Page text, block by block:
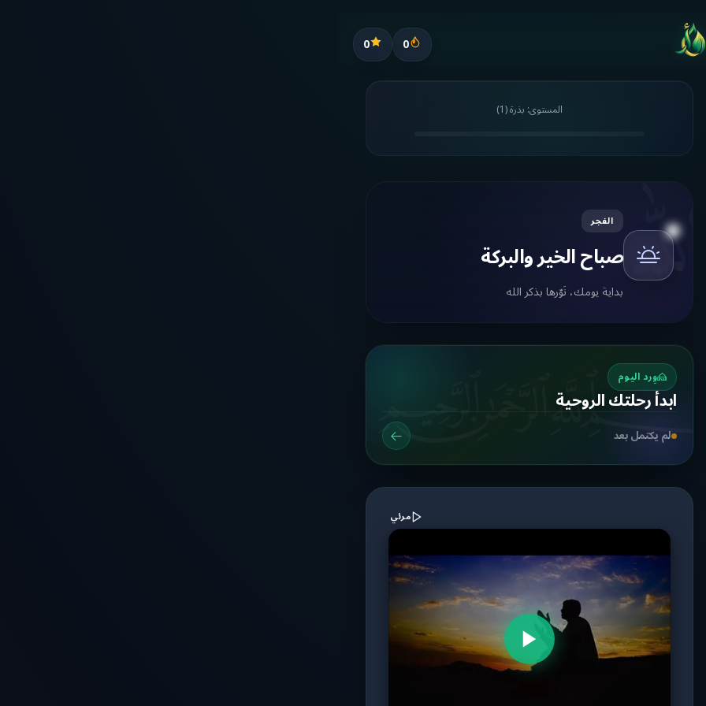
0
0
المستوى: بذرة(
1
)
الفجر
صباح الخير والبركة
بداية يومك، نَوّرها بذكر الله
وِرد اليوم
ابدأ رحلتك الروحية
لم يكتمل بعد
مرئي